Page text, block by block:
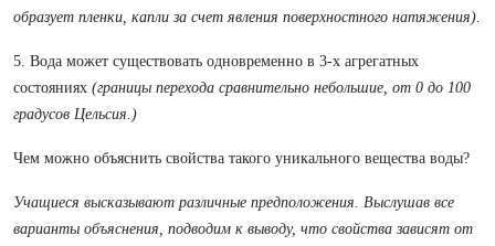
образует пленки, капли за счет явления поверхностного натяжения).
5. Вода может существовать одновременно в 3-х агрегатных
состояниях (границы перехода сравнительно небольшие, от 0 до 100
градусов Цельсия.)
Чем можно объяснить свойства такого уникального вещества воды?
Учащиеся высказывают различные предположения. Выслушав все
варианты объяснения, подводим к выводу, что свойства зависят от